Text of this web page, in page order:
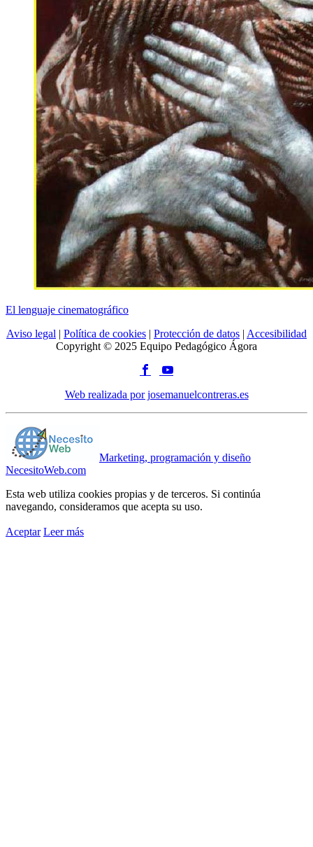
El lenguaje cinematográfico
Aviso legal | Política de cookies | Protección de datos | Accesibilidad
Copyright © 2025 Equipo Pedagógico Ágora
Web realizada por josemanuelcontreras.es
Marketing, programación y diseño
NecesitoWeb.com
Esta web utiliza cookies propias y de terceros. Si continúa
navegando, consideramos que acepta su uso.
Aceptar Leer más